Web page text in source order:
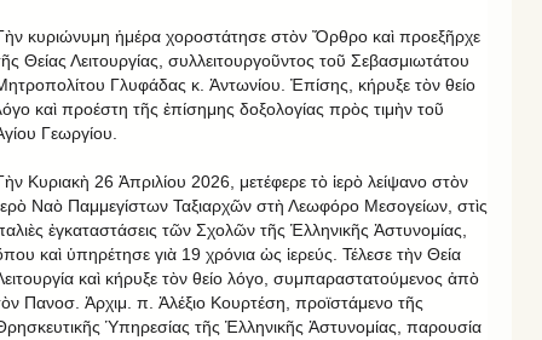
κυριώνυμη ἡμέρα χοροστάτησε στὸν Ὄρθρο καὶ προεξῆρχε
Θείας Λειτουργίας, συλλειτουργοῦντος τοῦ Σεβασμιωτάτου
Γλυφάδας κ. Ἀντωνίου. Ἐπίσης, κήρυξε τὸν θείο
καὶ προέστη τῆς ἐπίσημης δοξολογίας πρὸς τιμὴν τοῦ
Γεωργίου.
Κυριακὴ 26 Ἀπριλίου 2026, μετέφερε τὸ ἱερὸ λείψανο στὸν
Ναὸ Παμμεγίστων Ταξιαρχῶν στὴ Λεωφόρο Μεσογείων, στὶς
ἐγκαταστάσεις τῶν Σχολῶν τῆς Ἑλληνικῆς Ἀστυνομίας,
καὶ ὑπηρέτησε γιὰ 19 χρόνια ὡς ἱερεύς. Τέλεσε τὴν Θεία
καὶ κήρυξε τὸν θείο λόγο, συμπαραστατούμενος ἀπὸ
Πανοσ. Ἀρχιμ. π. Ἀλέξιο Κουρτέση, προϊστάμενο τῆς
Ὑπηρεσίας τῆς Ἑλληνικῆς Ἀστυνομίας, παρουσία